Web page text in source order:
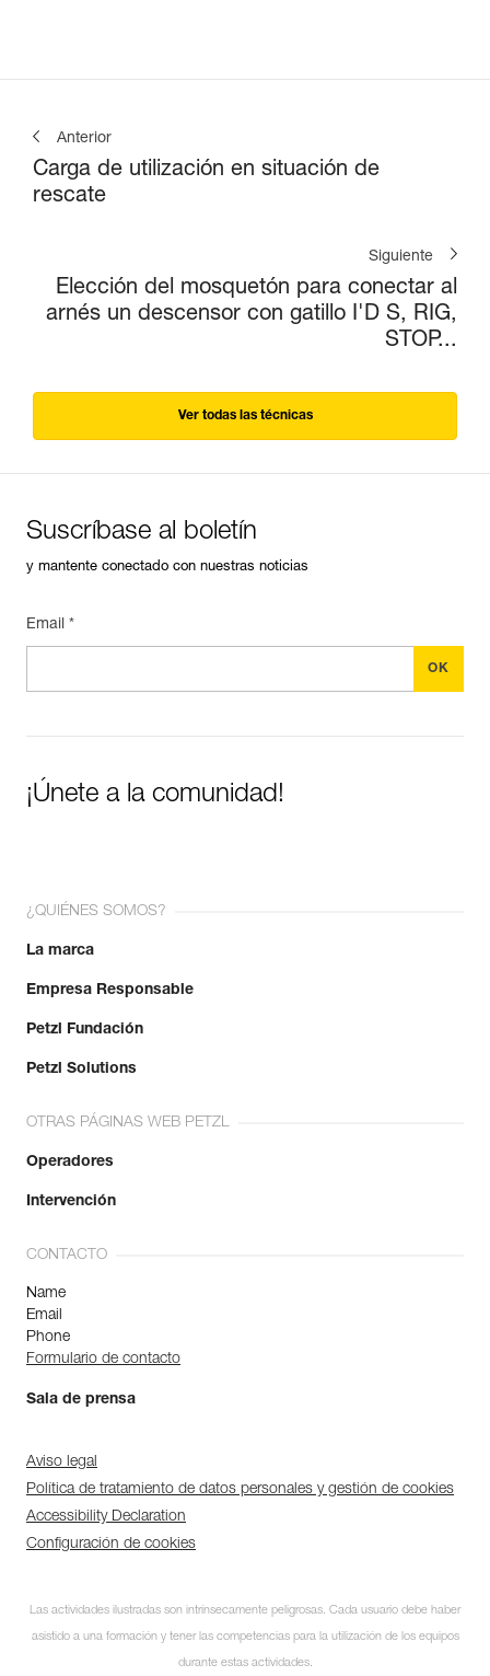
Anterior
Carga de utilización en situación de
rescate
Siguiente
Elección del mosquetón para conectar al
arnés un descensor con gatillo I'D S, RIG,
STOP...
Ver todas las técnicas
Suscríbase al boletín
y mantente conectado con nuestras noticias
Email *
¡Únete a la comunidad!
¿QUIÉNES SOMOS?
La marca
Empresa Responsable
Petzl Fundación
Petzl Solutions
OTRAS PÁGINAS WEB PETZL
Operadores
Intervención
CONTACTO
Name
Email
Phone
Formulario de contacto
Sala de prensa
Aviso legal
Política de tratamiento de datos personales y gestión de cookies
Accessibility Declaration
Configuración de cookies
Las actividades ilustradas son intrínsecamente peligrosas. Cada usuario debe haber
asistido a una formación y tener las competencias para la utilización de los equipos
durante estas actividades.